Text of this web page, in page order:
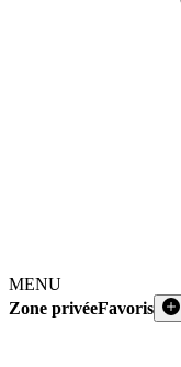
MENU
Zone privéeFavoris